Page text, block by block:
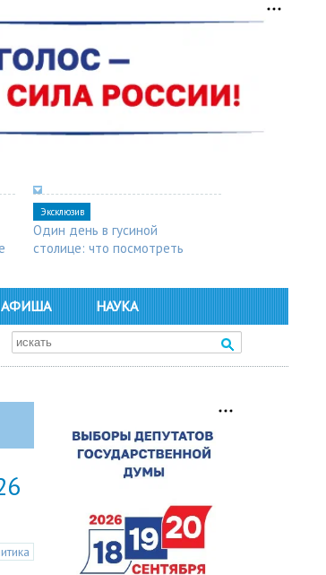
Эксклюзив
Один день в гусиной
столице: что посмотреть
АФИША НАУКА